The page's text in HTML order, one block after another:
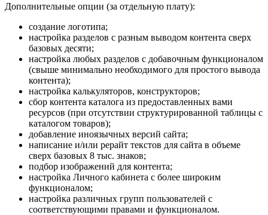
Дополнительные опции (за отдельную плату):
создание логотипа;
настройка разделов с разным выводом контента сверх
базовых десяти;
настройка любых разделов с добавочным функционалом
(свыше минимально необходимого для простого вывода
контента);
настройка калькуляторов, конструкторов;
сбор контента каталога из предоставленных вами
ресурсов (при отсутствии структурированной таблицы с
каталогом товаров);
добавление иноязычных версий сайта;
написание и/или рерайт текстов для сайта в объеме
сверх базовых 8 тыс. знаков;
подбор изображений для контента;
настройка Личного кабинета с более широким
функционалом;
настройка различных групп пользователей с
соответствующими правами и функционалом.